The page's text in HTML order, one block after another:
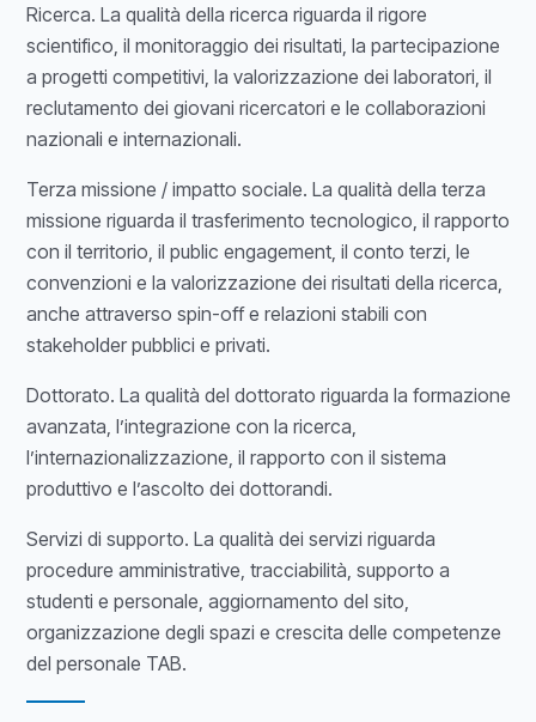
Ricerca. La qualità della ricerca riguarda il rigore
scientifico, il monitoraggio dei risultati, la partecipazione
a progetti competitivi, la valorizzazione dei laboratori, il
reclutamento dei giovani ricercatori e le collaborazioni
nazionali e internazionali.
Terza missione / impatto sociale. La qualità della terza
missione riguarda il trasferimento tecnologico, il rapporto
con il territorio, il public engagement, il conto terzi, le
convenzioni e la valorizzazione dei risultati della ricerca,
anche attraverso spin-off e relazioni stabili con
stakeholder pubblici e privati.
Dottorato. La qualità del dottorato riguarda la formazione
avanzata, l’integrazione con la ricerca,
l’internazionalizzazione, il rapporto con il sistema
produttivo e l’ascolto dei dottorandi.
Servizi di supporto. La qualità dei servizi riguarda
procedure amministrative, tracciabilità, supporto a
studenti e personale, aggiornamento del sito,
organizzazione degli spazi e crescita delle competenze
del personale TAB.